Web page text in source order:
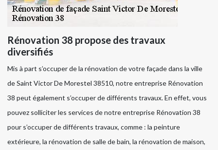
Rénovation 38 propose des travaux
diversifiés
Mis à part s’occuper de la rénovation de votre façade dans la ville
de Saint Victor De Morestel 38510, notre entreprise Rénovation
38 peut également s’occuper de différents travaux. En effet, vous
pouvez solliciter les services de notre entreprise Rénovation 38
pour s’occuper de différents travaux, comme : la peinture
extérieure, la rénovation de salle de bain, la rénovation de maison,